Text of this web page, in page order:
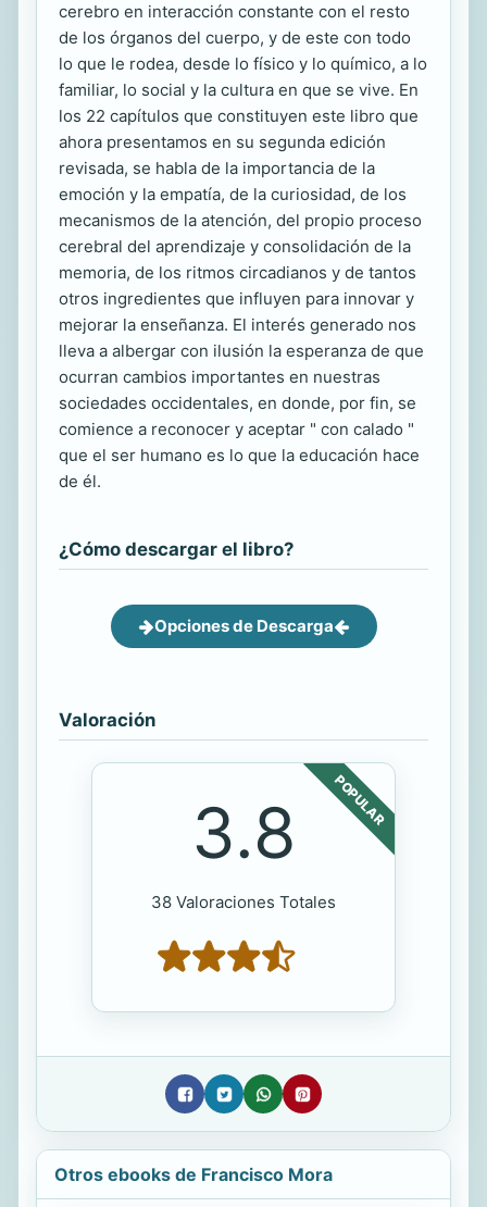
cerebro en interacción constante con el resto
de los órganos del cuerpo, y de este con todo
lo que le rodea, desde lo físico y lo químico, a lo
familiar, lo social y la cultura en que se vive. En
los 22 capítulos que constituyen este libro que
ahora presentamos en su segunda edición
revisada, se habla de la importancia de la
emoción y la empatía, de la curiosidad, de los
mecanismos de la atención, del propio proceso
cerebral del aprendizaje y consolidación de la
memoria, de los ritmos circadianos y de tantos
otros ingredientes que influyen para innovar y
mejorar la enseñanza. El interés generado nos
lleva a albergar con ilusión la esperanza de que
ocurran cambios importantes en nuestras
sociedades occidentales, en donde, por fin, se
comience a reconocer y aceptar " con calado "
que el ser humano es lo que la educación hace
de él.
¿Cómo descargar el libro?
Opciones de Descarga
Valoración
POPULAR
3.8
38 Valoraciones Totales
Otros ebooks de Francisco Mora